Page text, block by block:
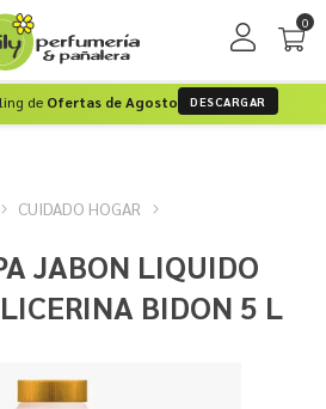
0
de Ofertas de Agosto DESCARGAR
CUIDADO HOGAR
JABON LIQUIDO
BIDON 5 L